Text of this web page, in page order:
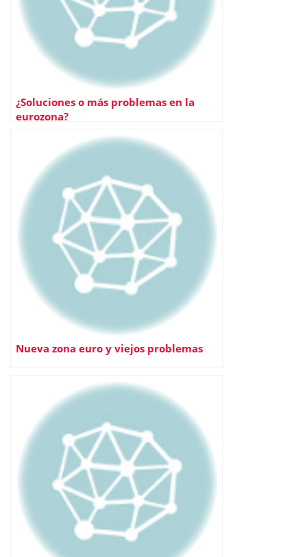
¿Soluciones o más problemas en la
eurozona?
Nueva zona euro y viejos problemas